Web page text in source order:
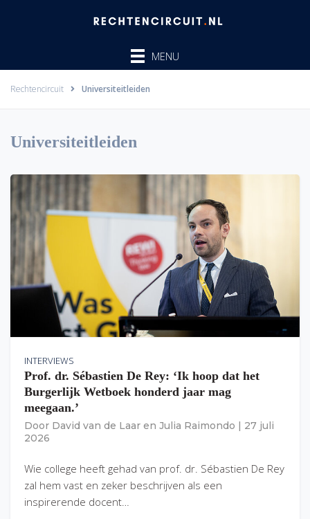
MENU
Rechtencircuit Universiteitleiden
Universiteitleiden
INTERVIEWS
Prof. dr. Sébastien De Rey: ‘Ik hoop dat het
Burgerlijk Wetboek honderd jaar mag
meegaan.’
Door David van de Laar en Julia Raimondo
27 juli
2026
Wie college heeft gehad van prof. dr. Sébastien De Rey
zal hem vast en zeker beschrijven als een
inspirerende docent…